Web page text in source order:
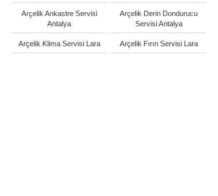
Arçelik Ankastre Servisi
Antalya
Arçelik Derin Dondurucu
Servisi Antalya
Arçelik Klima Servisi Lara Arçelik Fırın Servisi Lara